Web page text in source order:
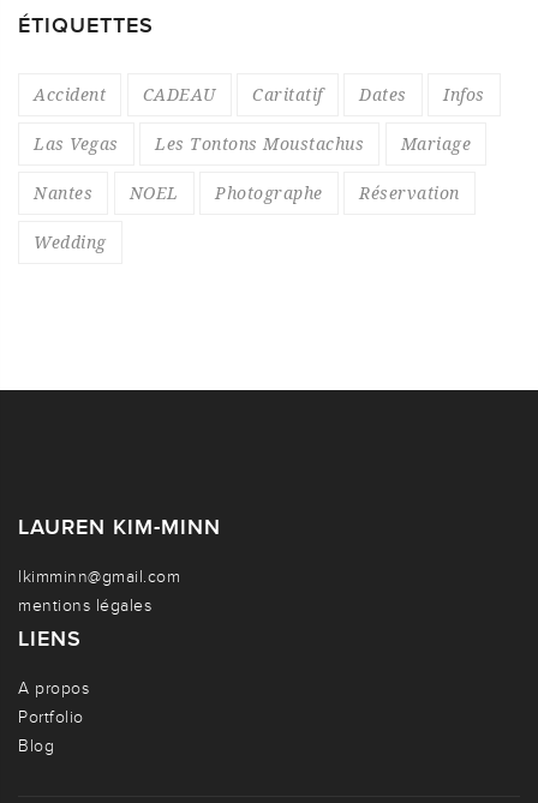
ÉTIQUETTES
Accident CADEAU Caritatif Dates Infos
Las Vegas Les Tontons Moustachus Mariage
Nantes NOEL Photographe Réservation
Wedding
LAUREN KIM-MINN
lkimminn@gmail.com
mentions légales
LIENS
A propos
Portfolio
Blog